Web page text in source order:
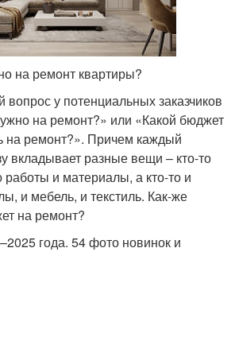
на ремонт квартиры?
у потенциальных заказчиков
на ремонт?» или «Какой бюджет
на ремонт?». Причем каждый
вкладывает разные вещи – кто-то
работы и материалы, а кто-то и
и мебель, и текстиль. Как-же
на ремонт?
года. 54 фото новинок и